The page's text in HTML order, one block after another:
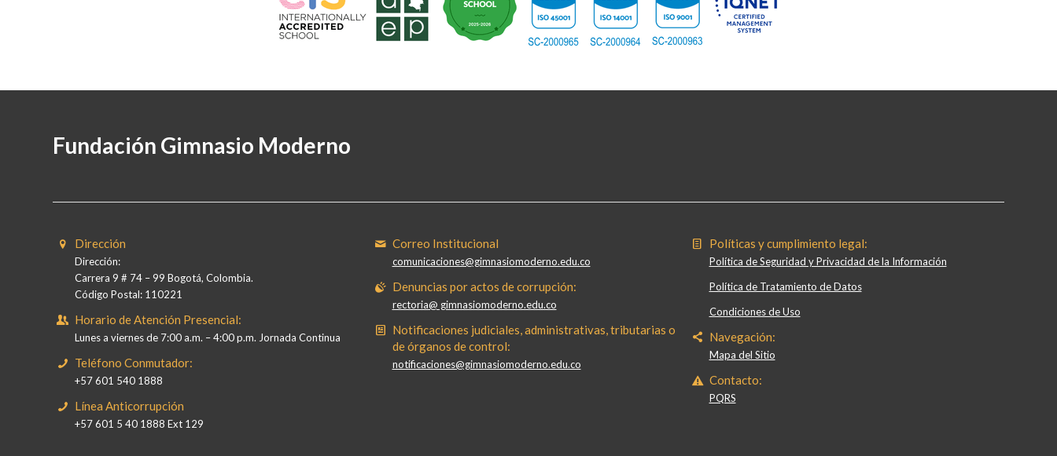
Fundación Gimnasio Moderno
Dirección
Dirección:
Carrera 9 # 74 – 99 Bogotá, Colombia.
Código Postal: 110221
Horario de Atención Presencial:
Lunes a viernes de 7:00 a.m. – 4:00 p.m. Jornada Continua
Teléfono Conmutador:
+57 601 540 1888
Línea Anticorrupción
+57 601 5 40 1888 Ext 129
Correo Institucional
comunicaciones@gimnasiomoderno.edu.co
Denuncias por actos de corrupción:
rectoria@ gimnasiomoderno.edu.co
Notificaciones judiciales, administrativas, tributarias o
de órganos de control:
notificaciones@gimnasiomoderno.edu.co
Políticas y cumplimiento legal:
Política de Seguridad y Privacidad de la Información
Política de Tratamiento de Datos
Condiciones de Uso
Navegación:
Mapa del Sitio
Contacto:
PQRS